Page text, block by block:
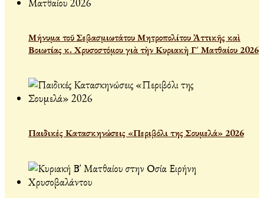
Μήνυμα τοῦ Σεβασμιωτάτου Μητροπολίτου Ἀττικῆς καὶ
Βοιωτίας κ. Χρυσοστόμου γιὰ τὴν Κυριακὴ Γ´ Ματθαίου 2026
Παιδικές Κατασκηνώσεις «Περιβόλι της Σουμελά» 2026